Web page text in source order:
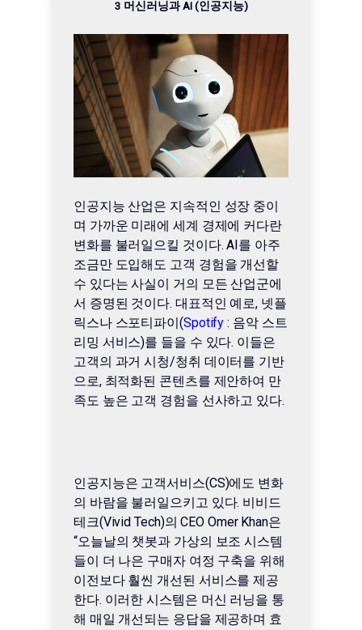
3 머신러닝과 AI (인공지능)
인공지능 산업은 지속적인 성장 중이
며 가까운 미래에 세계 경제에 커다란
변화를 불러일으킬 것이다. AI를 아주
조금만 도입해도 고객 경험을 개선할
수 있다는 사실이 거의 모든 산업군에
서 증명된 것이다. 대표적인 예로, 넷플
릭스나 스포티파이(Spotify : 음악 스트
리밍 서비스)를 들을 수 있다. 이들은
고객의 과거 시청/청취 데이터를 기반
으로, 최적화된 콘텐츠를 제안하여 만
족도 높은 고객 경험을 선사하고 있다.
인공지능은 고객서비스(CS)에도 변화
의 바람을 불러일으키고 있다. 비비드
테크(Vivid Tech)의 CEO Omer Khan은
“오늘날의 챗봇과 가상의 보조 시스템
들이 더 나은 구매자 여정 구축을 위해
이전보다 훨씬 개선된 서비스를 제공
한다. 이러한 시스템은 머신 러닝을 통
해 매일 개선되는 응답을 제공하며 효